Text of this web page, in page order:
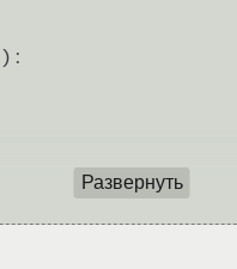
):
Развернуть